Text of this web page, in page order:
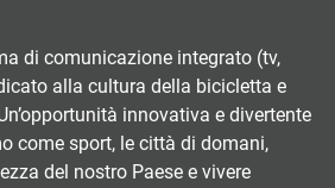
di comunicazione integrato (tv,
alla cultura della bicicletta e
innovativa e divertente
come sport, le città di domani,
del nostro Paese e vivere